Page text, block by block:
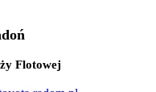
Flotowej